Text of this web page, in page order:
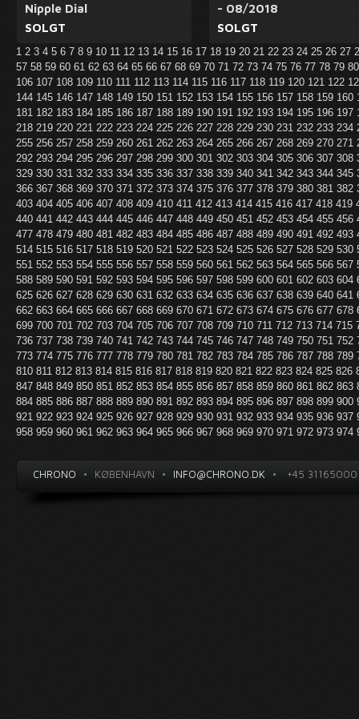
Nipple Dial
SOLGT
- 08/2018
SOLGT
1 2 3 4 5 6 7 8 9 10 11 12 13 14 15 16 17 18 19 20 21 22 23 24 25 26 27
57 58 59 60 61 62 63 64 65 66 67 68 69 70 71 72 73 74 75 76 77 78 79
106 107 108 109 110 111 112 113 114 115 116 117 118 119 120 121 122
144 145 146 147 148 149 150 151 152 153 154 155 156 157 158 159 160
181 182 183 184 185 186 187 188 189 190 191 192 193 194 195 196 197
218 219 220 221 222 223 224 225 226 227 228 229 230 231 232 233 234
255 256 257 258 259 260 261 262 263 264 265 266 267 268 269 270 271
292 293 294 295 296 297 298 299 300 301 302 303 304 305 306 307 308
329 330 331 332 333 334 335 336 337 338 339 340 341 342 343 344 345
366 367 368 369 370 371 372 373 374 375 376 377 378 379 380 381 382
403 404 405 406 407 408 409 410 411 412 413 414 415 416 417 418 419
440 441 442 443 444 445 446 447 448 449 450 451 452 453 454 455 456
477 478 479 480 481 482 483 484 485 486 487 488 489 490 491 492 493
514 515 516 517 518 519 520 521 522 523 524 525 526 527 528 529 530
551 552 553 554 555 556 557 558 559 560 561 562 563 564 565 566 567
588 589 590 591 592 593 594 595 596 597 598 599 600 601 602 603 604
625 626 627 628 629 630 631 632 633 634 635 636 637 638 639 640 641
662 663 664 665 666 667 668 669 670 671 672 673 674 675 676 677 678
699 700 701 702 703 704 705 706 707 708 709 710 711 712 713 714 715
736 737 738 739 740 741 742 743 744 745 746 747 748 749 750 751 752
773 774 775 776 777 778 779 780 781 782 783 784 785 786 787 788 789
810 811 812 813 814 815 816 817 818 819 820 821 822 823 824 825 826
847 848 849 850 851 852 853 854 855 856 857 858 859 860 861 862 863
884 885 886 887 888 889 890 891 892 893 894 895 896 897 898 899 900
921 922 923 924 925 926 927 928 929 930 931 932 933 934 935 936 937
958 959 960 961 962 963 964 965 966 967 968 969 970 971 972 973 974
CHRONO • KØBENHAVN • INFO@CHRONO.DK • +45 31165000